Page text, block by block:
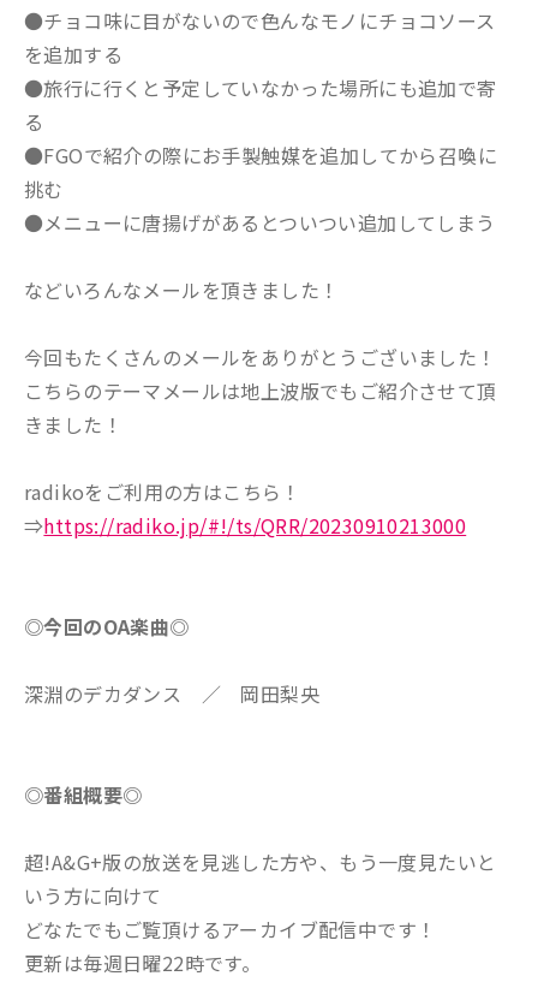
●チョコ味に目がないので色んなモノにチョコソース
を追加する
●旅行に行くと予定していなかった場所にも追加で寄
る
●FGOで紹介の際にお手製触媒を追加してから召喚に
挑む
●メニューに唐揚げがあるとついつい追加してしまう
などいろんなメールを頂きました！
今回もたくさんのメールをありがとうございました！
こちらのテーマメールは地上波版でもご紹介させて頂
きました！
radikoをご利用の方はこちら！
⇒https://radiko.jp/#!/ts/QRR/20230910213000
◎今回のOA楽曲◎
深淵のデカダンス ／ 岡田梨央
◎番組概要◎
超!A&G+版の放送を見逃した方や、もう一度見たいと
いう方に向けて
どなたでもご覧頂けるアーカイブ配信中です！
更新は毎週日曜22時です。